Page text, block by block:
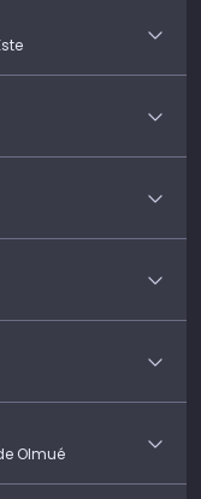
Olmué